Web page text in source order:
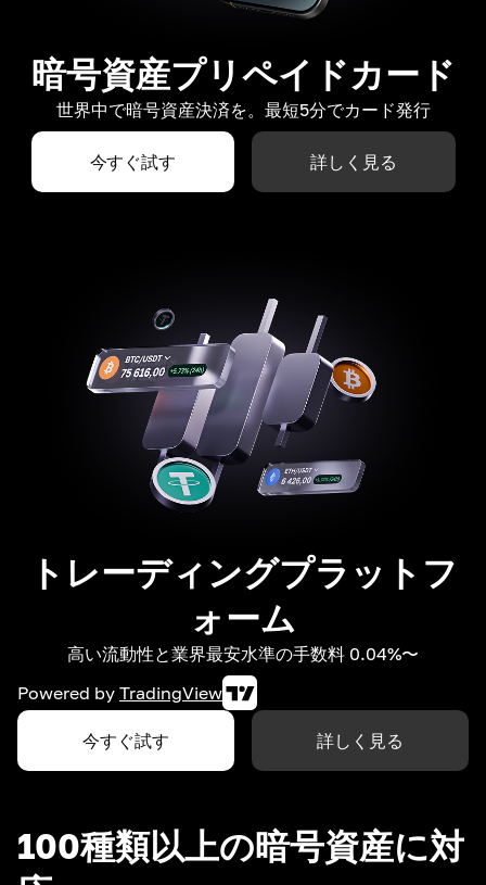
暗号資産プリペイドカード
世界中で暗号資産決済を。最短5分でカード発行
今すぐ試す 詳しく見る
トレーディングプラットフ
ォーム
高い流動性と業界最安水準の手数料 0.04%〜
Powered by TradingView
今すぐ試す 詳しく見る
100種類以上の暗号資産に対